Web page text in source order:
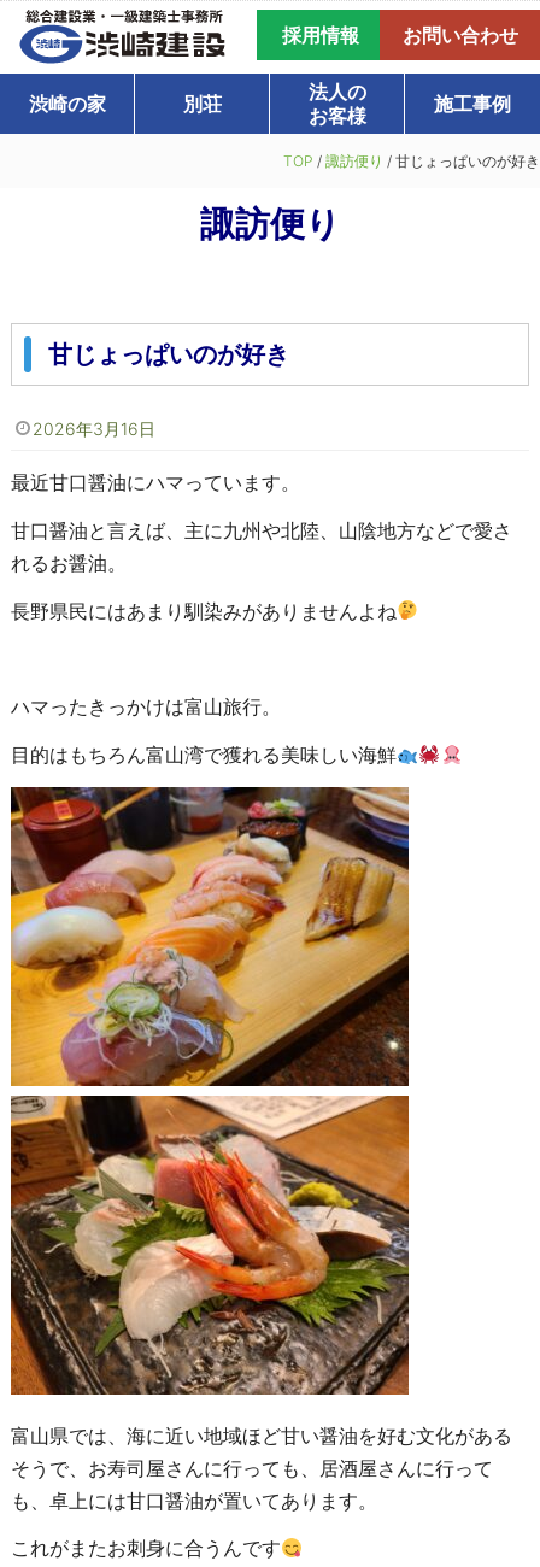
採用情報 お問い合わせ
渋崎の家 別荘
法人の
お客様
施工事例
TOP / 諏訪便り / 甘じょっぱいのが好き
諏訪便り
甘じょっぱいのが好き
2026年3月16日
最近甘口醤油にハマっています。
甘口醤油と言えば、主に九州や北陸、山陰地方などで愛さ
れるお醤油。
長野県民にはあまり馴染みがありませんよね
ハマったきっかけは富山旅行。
目的はもちろん富山湾で獲れる美味しい海鮮
富山県では、海に近い地域ほど甘い醤油を好む文化がある
そうで、 お寿司屋さんに行っても、居酒屋さんに行って
も、卓上には甘口醤油が置いてあります。
これがまたお刺身に合うんです